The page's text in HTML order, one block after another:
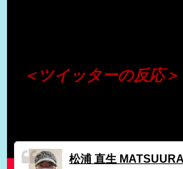
＜ツイッターの反応＞
松浦 直生